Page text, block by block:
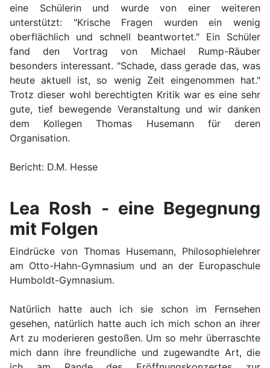
eine Schülerin und wurde von einer weiteren
unterstützt: "Krische Fragen wurden ein wenig
oberflächlich und schnell beantwortet." Ein Schüler
fand den Vortrag von Michael Rump-Räuber
besonders interessant. "Schade, dass gerade das, was
heute aktuell ist, so wenig Zeit eingenommen hat."
Trotz dieser wohl berechtigten Kritik war es eine sehr
gute, tief bewegende Veranstaltung und wir danken
dem Kollegen Thomas Husemann für deren
Organisation.
Bericht: D.M. Hesse
Lea Rosh - eine Begegnung
mit Folgen
Eindrücke von Thomas Husemann, Philosophielehrer
am Otto-Hahn-Gymnasium und an der Europaschule
Humboldt-Gymnasium.
Natürlich hatte auch ich sie schon im Fernsehen
gesehen, natürlich hatte auch ich mich schon an ihrer
Art zu moderieren gestoßen. Um so mehr überraschte
mich dann ihre freundliche und zugewandte Art, die